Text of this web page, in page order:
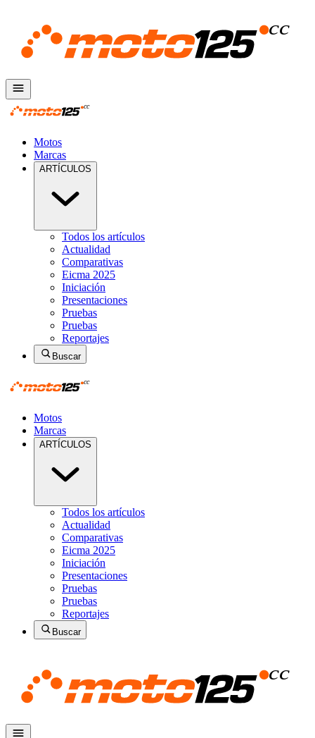
Motos
Marcas
ARTÍCULOS
Todos los artículos
Actualidad
Comparativas
Eicma 2025
Iniciación
Presentaciones
Pruebas
Pruebas
Reportajes
Buscar
Motos
Marcas
ARTÍCULOS
Todos los artículos
Actualidad
Comparativas
Eicma 2025
Iniciación
Presentaciones
Pruebas
Pruebas
Reportajes
Buscar